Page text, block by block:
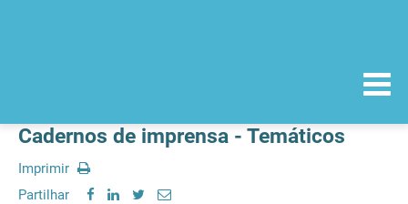
Cadernos de imprensa - Temáticos
Imprimir
Partilhar